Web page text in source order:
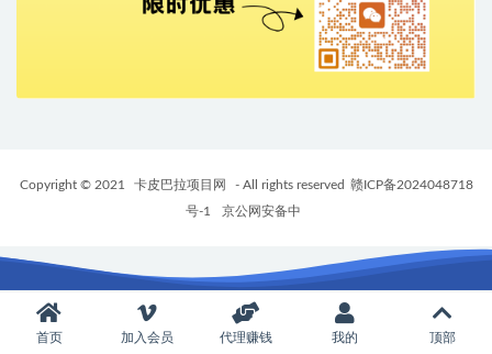
Copyright © 2021 卡皮巴拉项目网 - All rights reserved
赣ICP备2024048718
号-1
京公网安备中
首页 加入会员 代理赚钱 我的 顶部